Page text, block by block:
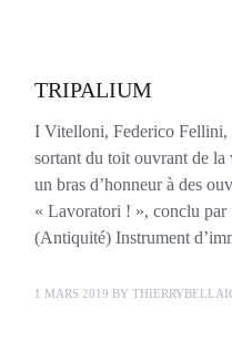
TRIPALIUM
I Vitelloni, Federico
sortant du toit ouvrant de la
un bras d’honneur à des
« Lavoratori ! », conclu
(Antiquité) Instrument
1 MARS 2019 BY